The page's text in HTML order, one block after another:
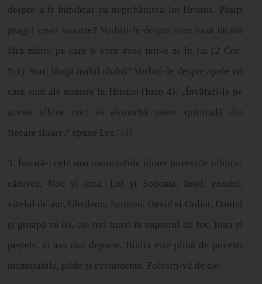
despre a fi îmbrăcat cu neprihănirea lui Hristos. Pășiți
pragul casei voastre? Vorbiți-le despre acea casă făcută
fără mâ ini pe care o vom avea într-o zi în rai (2 Cor.
5:1). Stați lângă malul râului? Vorbiți-le despre apele vii
care sunt ale noastre în Hristos (Ioan 4). „Învățați-le pe
aceste albine mici să absoarbă miere spirituală
din
fiecare floare,” spune Lye.
3. Învață-i cele mai memorabile dintre poveștile biblice:
căderea, Noe și arca, Lot și Sodoma, Iosif, exodul,
vițelul de aur, Ghedeon, Samson, David și Goliat, Daniel
și groapa cu lei, cei trei tineri în cuptorul de foc, Iona și
peștele, și așa mai departe. Biblia este plină de povești
memorabile, pilde și evenimente. Folosiți-vă de ele.